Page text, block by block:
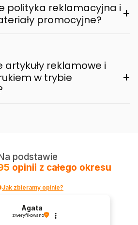
polityka reklamacyjna i
promocyjne?
+
artykuły reklamowe i
w trybie
+
podstawie
opinii z całego okresu
Jak zbieramy opinie?
Agata
zweryfikowano